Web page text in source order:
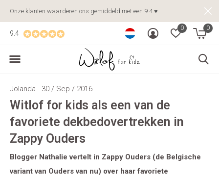
0 0
9.4
Onze klanten waarderen ons gemiddeld met een 9.4 ♥
Jolanda - 30 / Sep / 2016
Witlof for kids als een van de
favoriete dekbedovertrekken in
Zappy Ouders
Blogger Nathalie vertelt in Zappy Ouders (de Belgische
variant van Ouders van nu) over haar favoriete